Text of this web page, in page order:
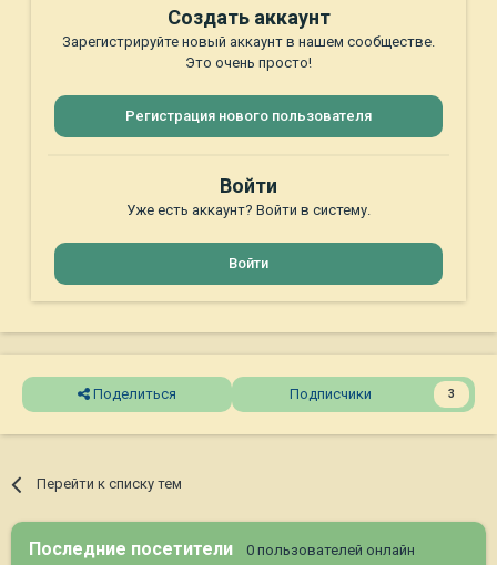
Создать аккаунт
Зарегистрируйте новый аккаунт в нашем сообществе.
Это очень просто!
Регистрация нового пользователя
Войти
Уже есть аккаунт? Войти в систему.
Войти
Поделиться Подписчики 3
Перейти к списку тем
Последние посетители 0 пользователей онлайн